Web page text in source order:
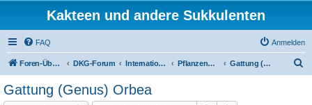
Kakteen und andere Sukkulenten
FAQ Anmelden
Foren-Übersicht DKG-Forum International Stapeliad Group Forum Pflanzenportraits Gattung (Genus) Orbea
Gattung (Genus) Orbea